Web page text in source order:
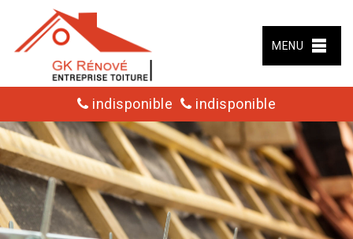
MENU
indisponible indisponible